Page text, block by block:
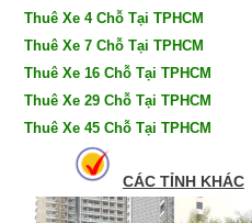
Thuê Xe 4 Chỗ Tại TPHCM
Thuê Xe 7 Chỗ Tại TPHCM
Thuê Xe 16 Chỗ Tại TPHCM
Thuê Xe 29 Chỗ Tại TPHCM
Thuê Xe 45 Chỗ Tại TPHCM
CÁC TỈNH KHÁC